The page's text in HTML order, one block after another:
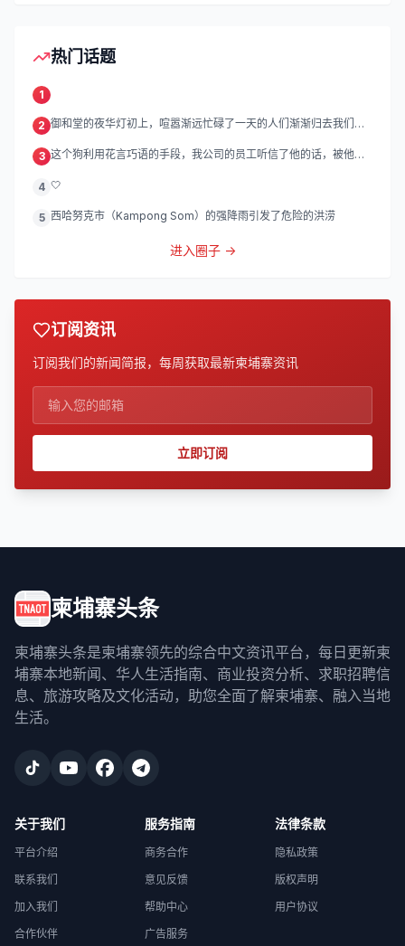
热门话题
1
2 御和堂的夜华灯初上，喧嚣渐远忙碌了一天的人们渐渐归去我们的
3 这个狗利用花言巧语的手段，我公司的员工听信了他的话，被他带
4 🤍
5 西哈努克市（Kampong Som）的强降雨引发了危险的洪涝
进入圈子 →
订阅资讯
订阅我们的新闻简报，每周获取最新柬埔寨资讯
立即订阅
柬埔寨头条
柬埔寨头条是柬埔寨领先的综合中文资讯平台，每日更新柬
埔寨本地新闻、华人生活指南、商业投资分析、求职招聘信
息、旅游攻略及文化活动，助您全面了解柬埔寨、融入当地
生活。
关于我们
平台介绍
联系我们
加入我们
合作伙伴
服务指南
商务合作
意见反馈
帮助中心
广告服务
法律条款
隐私政策
版权声明
用户协议